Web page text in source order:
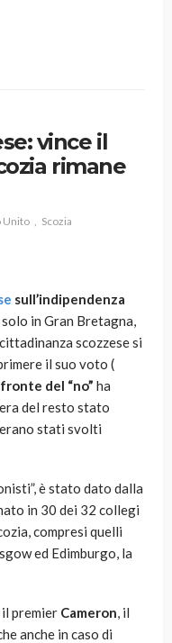
vince il
rimane
Unito Scozia
sull’indipendenza
in Gran Bretagna,
scozzese si
il suo voto (
fronte del “no” ha
del resto stato
stati svolti
è stato dato dalla
in 30 dei 32 collegi
compresi quelli
ed Edimburgo, la
premier Cameron, il
anche in caso di